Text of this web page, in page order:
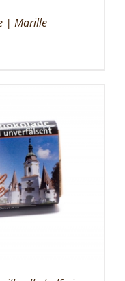
| Marille